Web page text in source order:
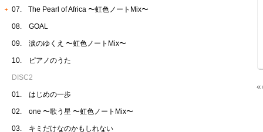
07. The Pearl of Africa 〜虹色ノートMix〜
08. GOAL
09. 涙のゆくえ 〜虹色ノートMix〜
10. ピアノのうた
DISC2
01. はじめの一歩
02. one 〜歌う星 〜虹色ノートMix〜
03. キミだけなのかもしれない